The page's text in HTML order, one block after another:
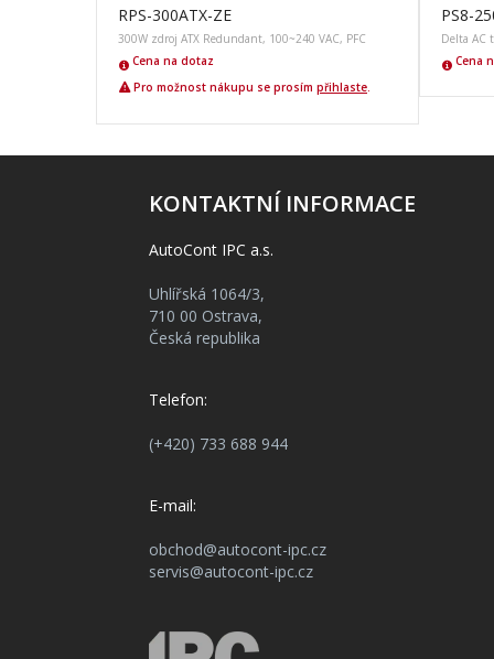
RPS-300ATX-ZE
300W zdroj ATX Redundant, 100~240 VAC, PFC
Cena na dotaz
Pro možnost nákupu se prosím přihlaste
PS8-
Delta AC
Cena
KONTAKTNÍ INFORMACE
AutoCont IPC a.s.
Uhlířská 1064/3,
710 00 Ostrava,
Česká republika
Telefon:
(+420) 733 688 944
E-mail:
obchod@autocont-ipc.cz
servis@autocont-ipc.cz